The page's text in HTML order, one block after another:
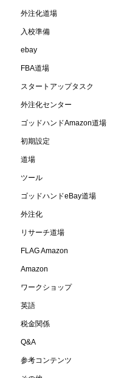
外注化道場
入校準備
ebay
FBA道場
スタートアップタスク
外注化センター
ゴッドハンドAmazon道場
初期設定
道場
ツール
ゴッドハンドeBay道場
外注化
リサーチ道場
FLAG Amazon
Amazon
ワークショップ
英語
税金関係
Q&A
参考コンテンツ